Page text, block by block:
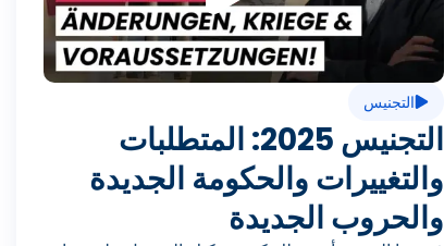
د
ي
غ
ي التجنيس
التجنيس 2025: المتطلبات
والتغييرات والحكومة الجديدة
والحروب الجديدة